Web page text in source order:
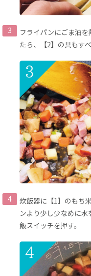
フライパンにごま油
たら、【2】の具もす
炊飯器に【1】のもち
ンより少し少なめに
飯スイッチを押す。